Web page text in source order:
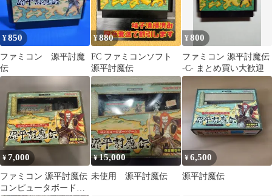
¥850
ファミコン 源平討魔
伝
¥880
FC ファミコンソフト
源平討魔伝
¥800
ファミコン 源平討魔伝
-C- まとめ買い大歓迎
¥7,000
ファミコン 源平討魔伝
コンピュータボードゲ
¥15,000
未使用 源平討魔伝
¥6,500
源平討魔伝